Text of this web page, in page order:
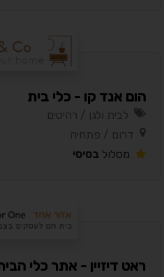
הום אנד קו - כלי בית
לבית ולגן / רהיטים
דרום / פתחיה
מסלול בסיסי
ראט דיזיין - אתר כלי